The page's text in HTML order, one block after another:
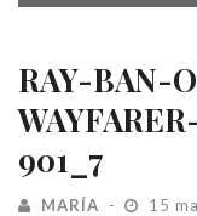
RAY-BAN-
901_7
MARÍA 15